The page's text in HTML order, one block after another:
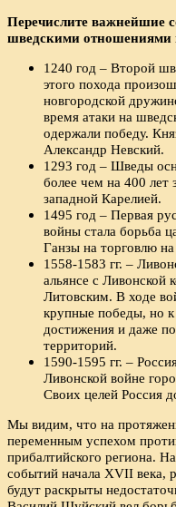
Перечислите важнейшие
шведскими отношениями
1240 год – Второй
этого похода
новгородской
время атаки на
одержали победу.
Александр Невский.
1293 год – Шведы
более чем на 400 лет
западной Карелией.
1495 год – Первая
войны стала борьба
Ганзы на торговлю на
1558-1583 гг. –
альянсе с Ливонской
Литовским. В ходе
крупные победы, но к
достижения и даже
территорий.
1590-1595 гг. –
Ливонской войне
Своих целей Россия
Мы видим, что на
переменным успехом
прибалтийского региона.
событий начала XVII века,
будут раскрыты